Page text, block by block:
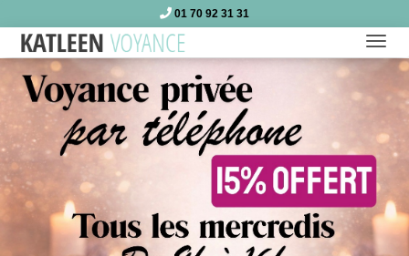
01 70 92 31 31